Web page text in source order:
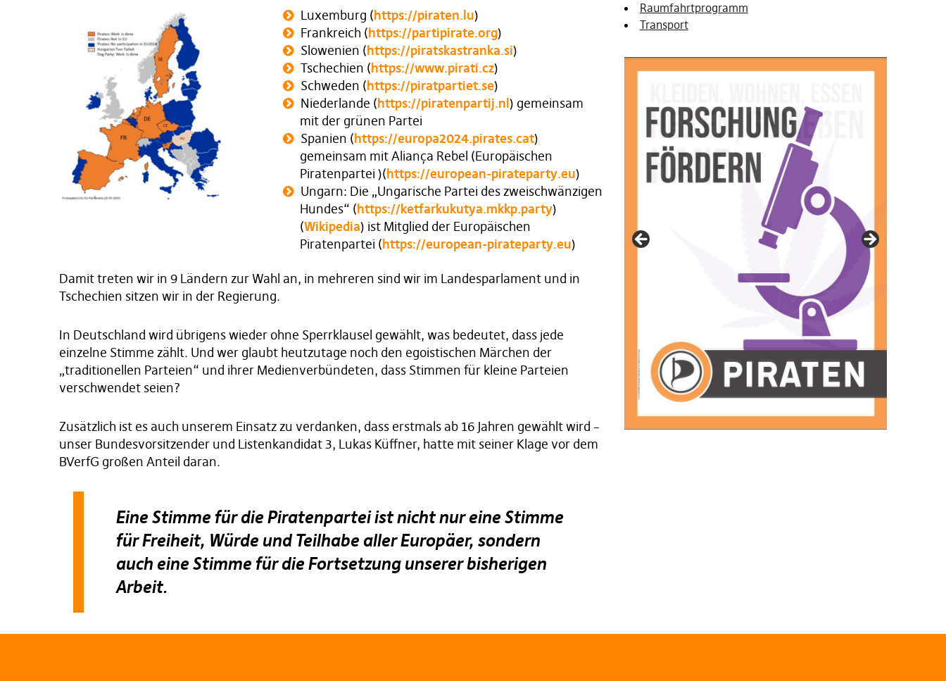
Luxemburg (https://piraten.lu)
Frankreich (https://partipirate.org)
Slowenien (https://piratskastranka.si)
Tschechien (https://www.pirati.cz)
Schweden (https://piratpartiet.se)
Niederlande (https://piratenpartij.nl) gemeinsam
mit der grünen Partei
Spanien (https://europa2024.pirates.cat)
gemeinsam mit Aliança Rebel (Europäischen
Piratenpartei )(https://european-pirateparty.eu)
Ungarn: Die „Ungarische Partei des zweischwänzigen
Hundes“ (https://ketfarkukutya.mkkp.party)
(Wikipedia) ist Mitglied der Europäischen
Piratenpartei (https://european-pirateparty.eu)
Damit treten wir in 9 Ländern zur Wahl an, in mehreren sind wir im Landesparlament und in
Tschechien sitzen wir in der Regierung.
In Deutschland wird übrigens wieder ohne Sperrklausel gewählt, was bedeutet, dass jede
einzelne Stimme zählt. Und wer glaubt heutzutage noch den egoistischen Märchen der
„traditionellen Parteien“ und ihrer Medienverbündeten, dass Stimmen für kleine Parteien
verschwendet seien?
Zusätzlich ist es auch unserem Einsatz zu verdanken, dass erstmals ab 16 Jahren gewählt wird –
unser Bundesvorsitzender und Listenkandidat 3, Lukas Küffner, hatte mit seiner Klage vor dem
BVerfG großen Anteil daran.
Eine Stimme für die Piratenpartei ist nicht nur eine Stimme
für Freiheit, Würde und Teilhabe aller Europäer, sondern
auch eine Stimme für die Fortsetzung unserer bisherigen
Arbeit.
Raumfahrtprogramm
Transport